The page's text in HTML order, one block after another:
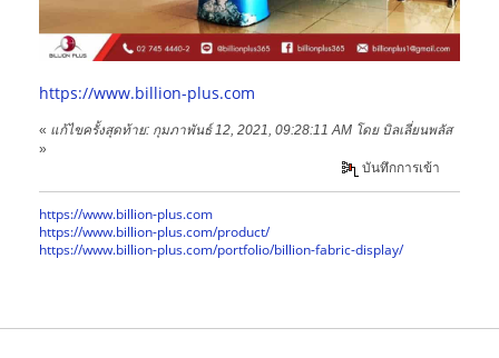
https://www.billion-plus.com
« แก้ไขครั้งสุดท้าย: กุมภาพันธ์ 12, 2021, 09:28:11 AM โดย บิลเลี่ยนพลัส
»
บันทึกการเข้า
https://www.billion-plus.com
https://www.billion-plus.com/product/
https://www.billion-plus.com/portfolio/billion-fabric-display/